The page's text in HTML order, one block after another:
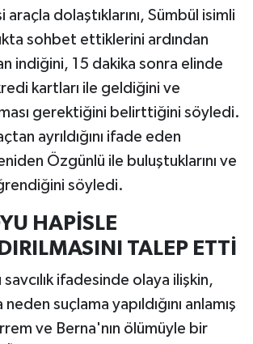
araçla dolaştıklarını, Sümbül isimli
sohbet ettiklerini ardından
indiğini, 15 dakika sonra elinde
kartları ile geldiğini ve
gerektiğini belirttiğini söyledi.
ayrıldığını ifade eden
Özgünlü ile buluştuklarını ve
söyledi.
HAPİSLE
TALEP ETTİ
ifadesinde olaya ilişkin,
suçlama yapıldığını anlamış
ve Berna'nın ölümüyle bir